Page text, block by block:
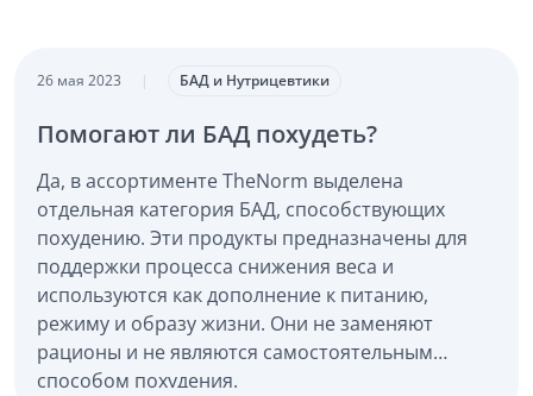
26 мая 2023 | БАД и Нутрицевтики
Помогают ли БАД похудеть?
Да, в ассортименте TheNorm выделена
отдельная категория БАД, способствующих
похудению. Эти продукты предназначены для
поддержки процесса снижения веса и
используются как дополнение к питанию,
режиму и образу жизни. Они не заменяют
рационы и не являются самостоятельным
способом похудения.